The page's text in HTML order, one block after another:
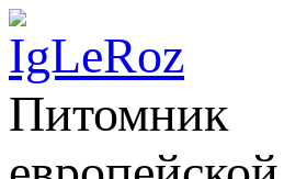
Питомник